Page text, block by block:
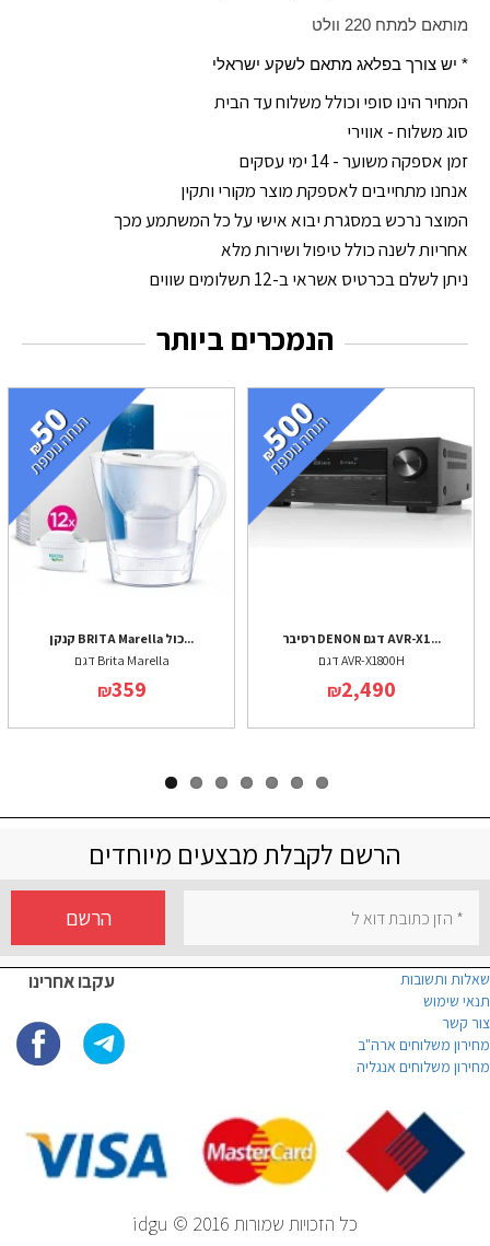
מותאם למתח 220 וולט
* יש צורך בפלאג מתאם לשקע ישראלי
המחיר הינו סופי וכולל משלוח עד הבית
סוג משלוח - אווירי
זמן אספקה משוער - 14 ימי עסקים
אנחנו מתחייבים לאספקת מוצר מקורי ותקין
המוצר נרכש במסגרת יבוא אישי על כל המשתמע מכך
אחריות לשנה כולל טיפול ושירות מלא
ניתן לשלם בכרטיס אשראי ב-12 תשלומים שווים
הנמכרים ביותר
קנקן BRITA Marella כול...
דגם Brita Marella
₪359
רסיבר DENON דגם AVR-X1...
דגם AVR-X1800H
₪2,490
הרשם לקבלת מבצעים מיוחדים
הרשם
עקבו אחרינו
שאלות ותשובות
תנאי שימוש
צור קשר
מחירון משלוחים ארה"ב
מחירון משלוחים אנגליה
כל הזכויות שמורות idgu © 2016